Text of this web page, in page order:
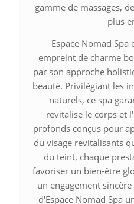
gamme de massages,
plus
Espace Nomad
empreint de charme
par son approche
beauté. Privilégiant les
naturels, ce spa
revitalise le corps et
profonds conçus pour
du visage revitalisants
du teint, chaque
favoriser un bien-être
un engagement
d'Espace Nomad Spa